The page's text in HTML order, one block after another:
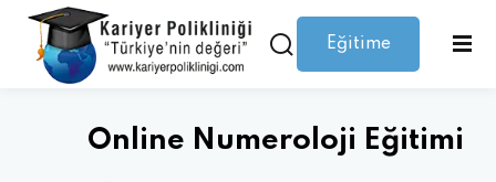
Eğitime
Online Numeroloji Eğitimi
Giriş yap Kaydolmak
Hesabınız yok mu?Kaydolmak